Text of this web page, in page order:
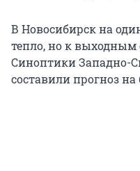
В Новосибирск на
тепло, но к выходным
Синоптики Западно-
составили прогноз